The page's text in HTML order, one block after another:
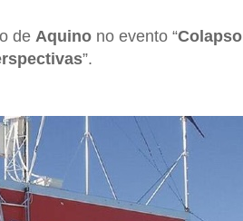
de Aquinono evento “Colapso
”.